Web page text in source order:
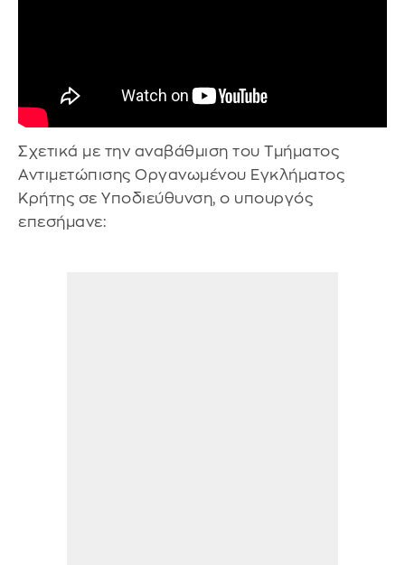
Σχετικά με την αναβάθμιση του Τμήματος
Αντιμετώπισης Οργανωμένου Εγκλήματος
Κρήτης σε Υποδιεύθυνση, ο υπουργός
επεσήμανε: